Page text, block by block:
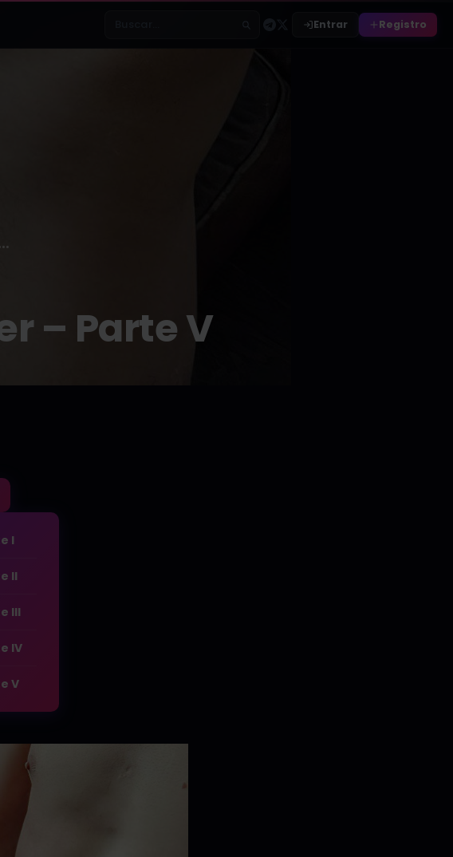
Entrar Registro
Gamer – Parte V
– Parte V
I
II
III
IV
V